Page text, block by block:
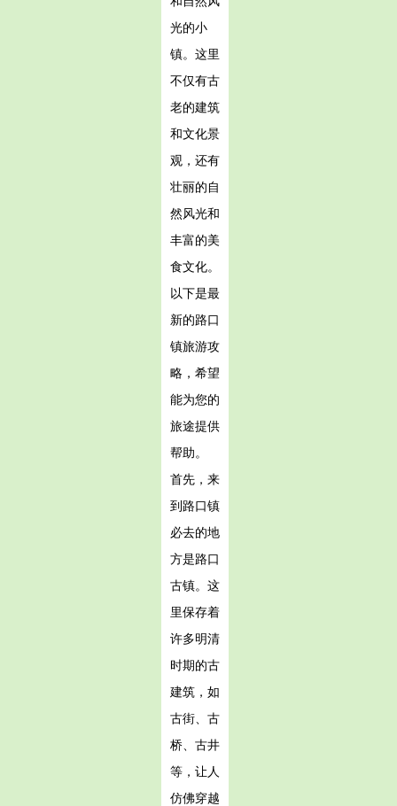
光的小
镇。这里
不仅有古
老的建筑
和文化景
观，还有
壮丽的自
然风光和
丰富的美
食文化。
以下是最
新的路口
镇旅游攻
略，希望
能为您的
旅途提供
帮助。
首先，来
到路口镇
必去的地
方是路口
古镇。这
里保存着
许多明清
时期的古
建筑，如
古街、古
桥、古井
等，让人
仿佛穿越